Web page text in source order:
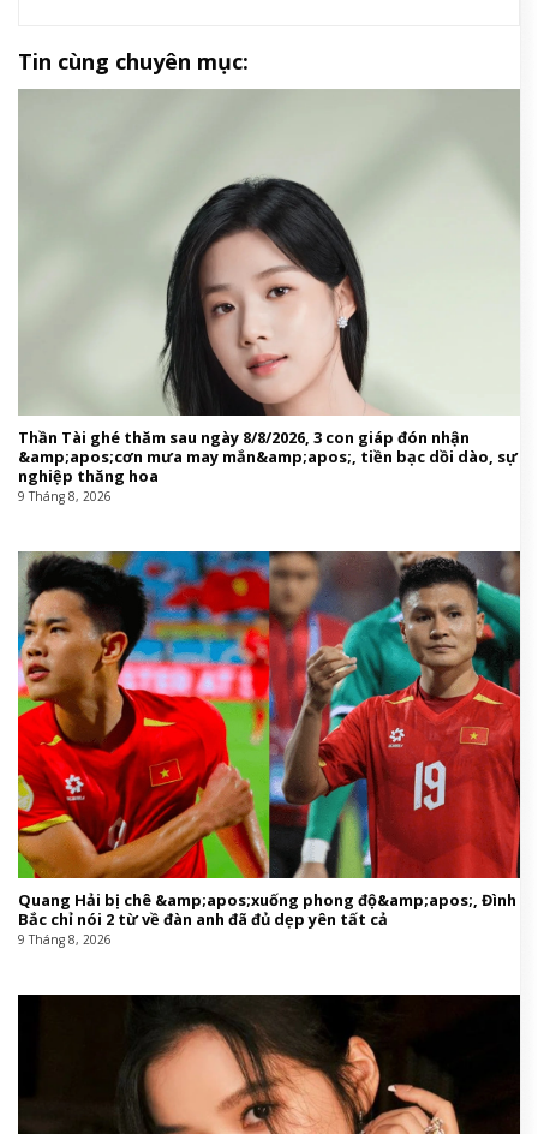
Tin cùng chuyên mục:
Thần Tài ghé thăm sau ngày 8/8/2026, 3 con giáp đón nhận
&amp;apos;cơn mưa may mắn&amp;apos;, tiền bạc dồi dào, sự
nghiệp thăng hoa
9 Tháng 8, 2026
Quang Hải bị chê &amp;apos;xuống phong độ&amp;apos;, Đình
Bắc chỉ nói 2 từ về đàn anh đã đủ dẹp yên tất cả
9 Tháng 8, 2026